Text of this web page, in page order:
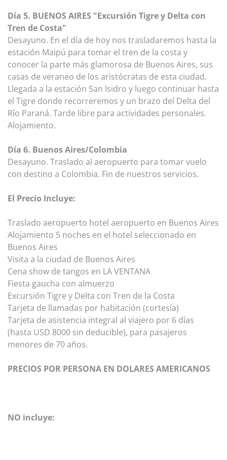
Día 5. BUENOS AIRES "Excursión Tigre y Delta con
Tren de Costa"
Desayuno. En el día de hoy nos trasladaremos hasta la
estación Maipú para tomar el tren de la costa y
conocer la parte más glamorosa de Buenos Aires, sus
casas de veraneo de los aristócratas de esta ciudad.
Llegada a la estación San Isidro y luego continuar hasta
el Tigre donde recorreremos y un brazo del Delta del
Río Paraná. Tarde libre para actividades personales.
Alojamiento.
Día 6. Buenos Aires/Colombia
Desayuno. Traslado al aeropuerto para tomar vuelo
con destino a Colombia. Fin de nuestros servicios.
El Precio Incluye:
Traslado aeropuerto hotel aeropuerto en Buenos Aires
Alojamiento 5 noches en el hotel seleccionado en
Buenos Aires
Visita a la ciudad de Buenos Aires
Cena show de tangos en LA VENTANA
Fiesta gaucha con almuerzo
Excursión Tigre y Delta con Tren de la Costa
Tarjeta de llamadas por habitación (cortesía)
Tarjeta de asistencia integral al viajero por 6 días
(hasta USD 8000 sin deducible), para pasajeros
menores de 70 años.
PRECIOS POR PERSONA EN DOLARES AMERICANOS
NO incluye: